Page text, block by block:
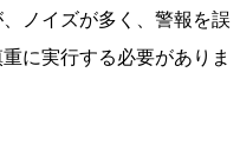
ノイズが多く、警報を誤
に実行する必要がありま